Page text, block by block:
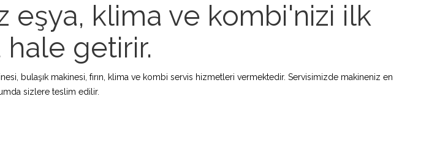
eşya, klima ve kombi'nizi ilk
getirir.
bulaşık makinesi, fırın, klima ve kombi servis hizmetleri vermektedir. Servisimizde makineniz en
sizlere teslim edilir.